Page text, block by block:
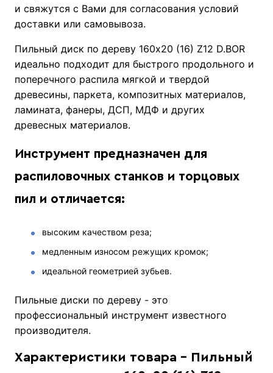
и свяжутся с Вами для согласования условий
доставки или самовывоза.
Пильный диск по дереву 160х20 (16) Z12 D.BOR
идеально подходит для быстрого продольного и
поперечного распила мягкой и твердой
древесины, паркета, композитных материалов,
ламината, фанеры, ДСП, МДФ и других
древесных материалов.
Инструмент предназначен для
распиловочных станков и торцовых
пил и отличается:
высоким качеством реза;
медленным износом режущих кромок;
идеальной геометрией зубьев.
Пильные диски по дереву - это
профессиональный инструмент известного
производителя.
Характеристики товара - Пильный